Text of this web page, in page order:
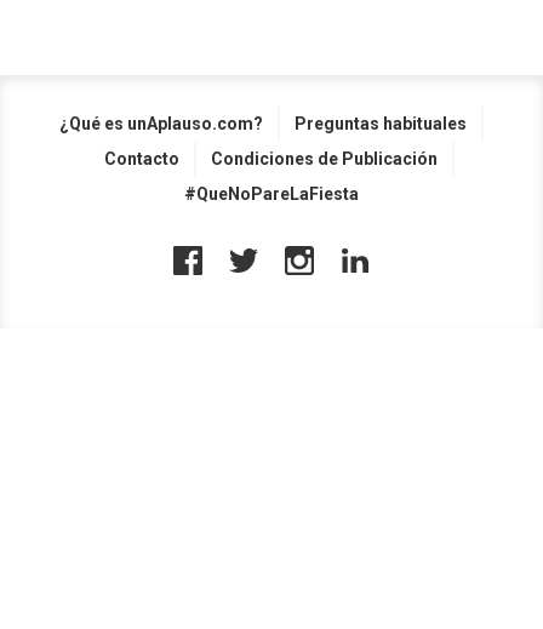
¿Qué es unAplauso.com?
Preguntas habituales
Contacto
Condiciones de Publicación
#QueNoPareLaFiesta